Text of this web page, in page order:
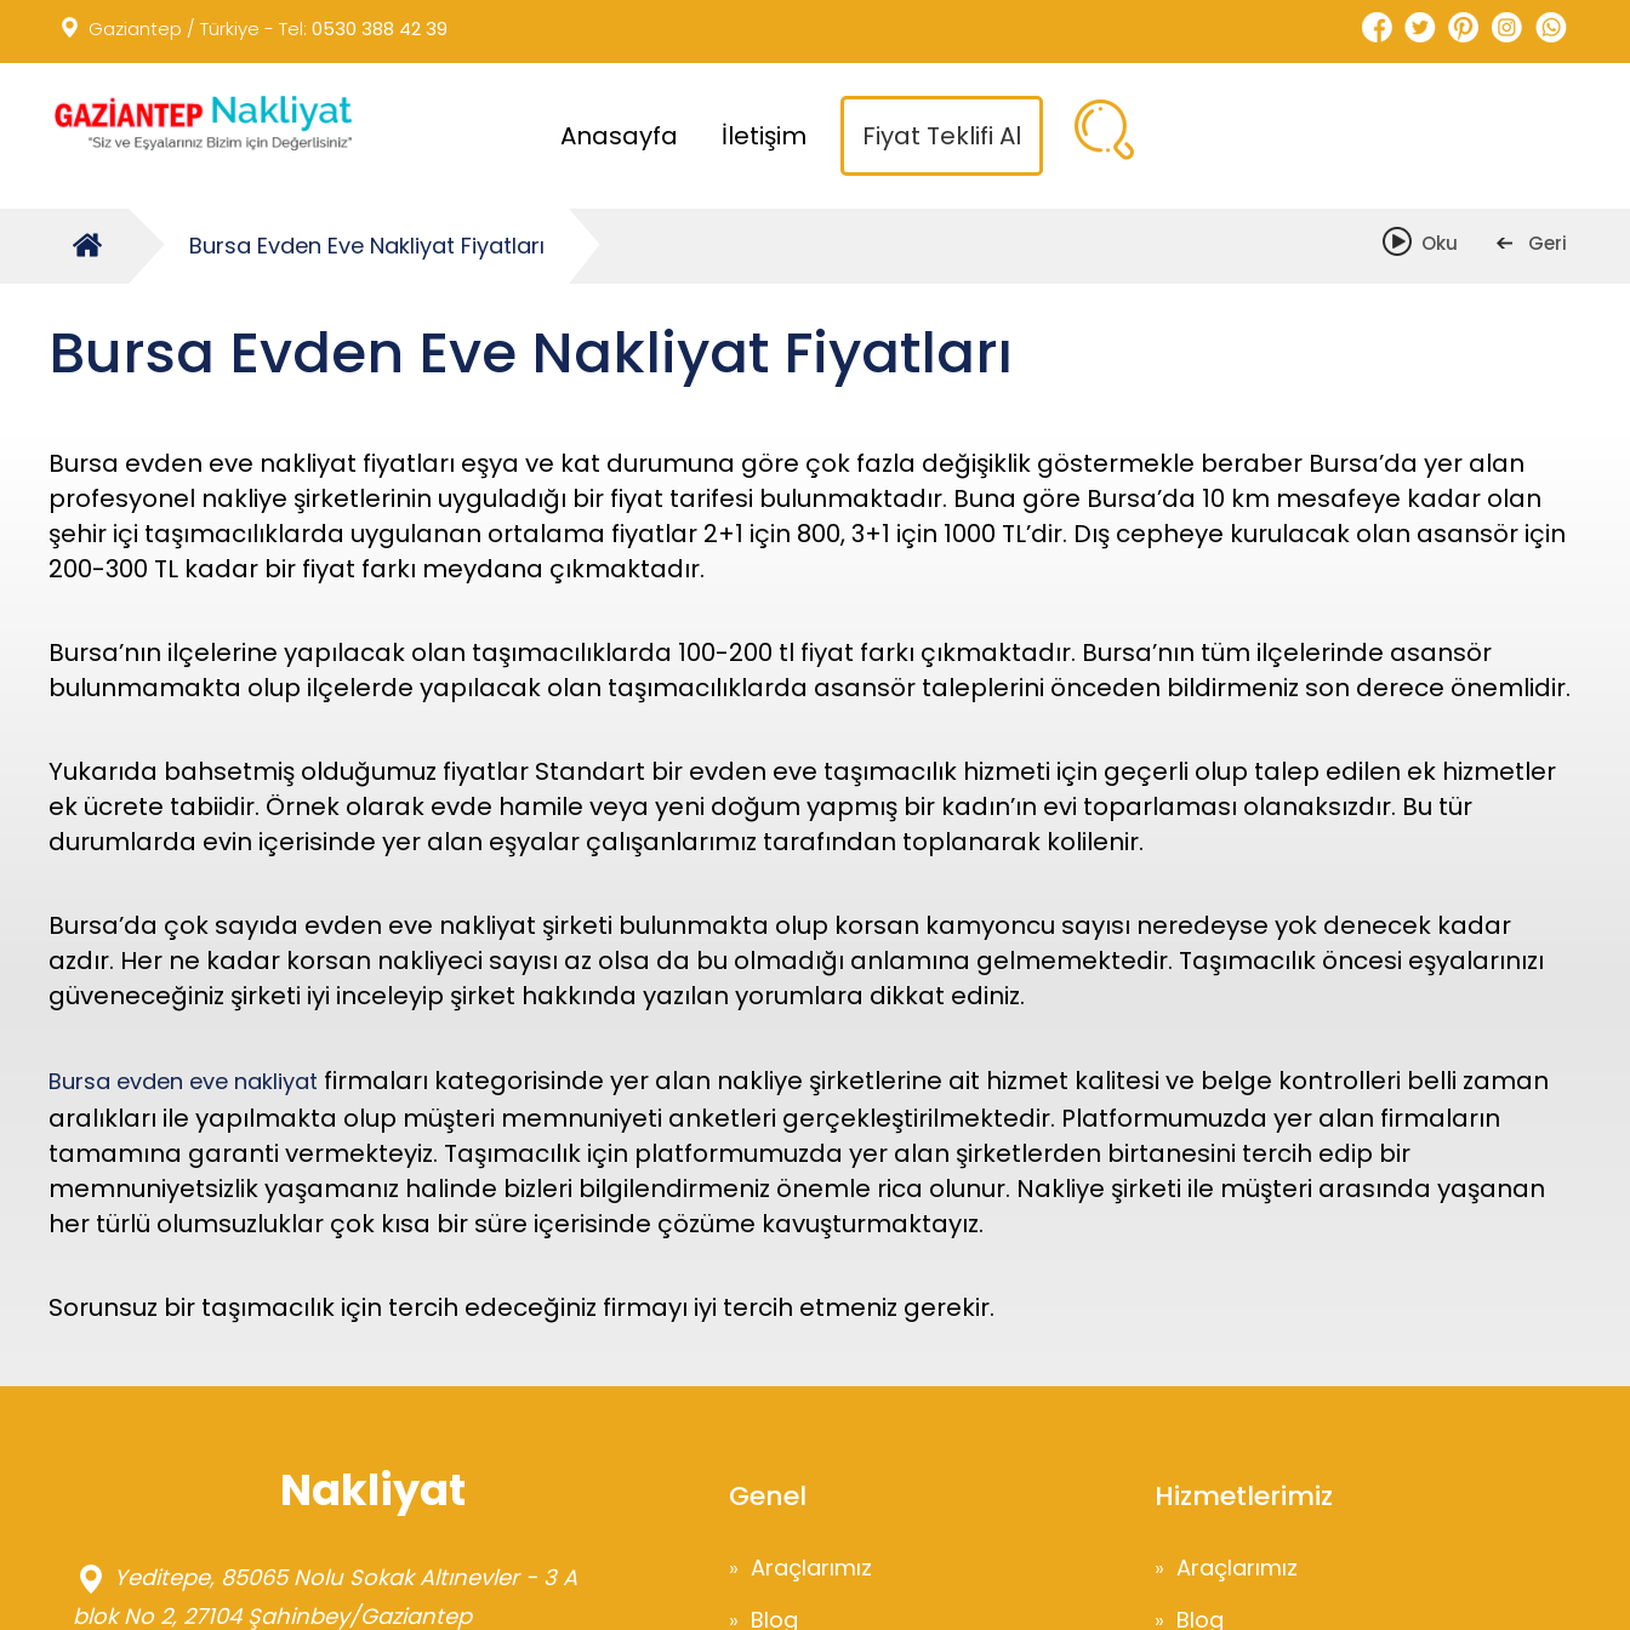
Gaziantep / Türkiye - Tel: 0530 388 42 39
Anasayfa İletişim Fiyat Teklifi Al
Oku Geri
Bursa Evden Eve Nakliyat Fiyatları
Bursa Evden Eve Nakliyat Fiyatları
Bursa evden eve nakliyat fiyatları eşya ve kat durumuna göre çok fazla değişiklik göstermekle beraber Bursa’da yer alan
profesyonel nakliye şirketlerinin uyguladığı bir fiyat tarifesi bulunmaktadır. Buna göre Bursa’da 10 km mesafeye kadar olan
şehir içi taşımacılıklarda uygulanan ortalama fiyatlar 2+1 için 800, 3+1 için 1000 TL’dir. Dış cepheye kurulacak olan asansör için
200-300 TL kadar bir fiyat farkı meydana çıkmaktadır.
Bursa’nın ilçelerine yapılacak olan taşımacılıklarda 100-200 tl fiyat farkı çıkmaktadır. Bursa’nın tüm ilçelerinde asansör
bulunmamakta olup ilçelerde yapılacak olan taşımacılıklarda asansör taleplerini önceden bildirmeniz son derece önemlidir.
Yukarıda bahsetmiş olduğumuz fiyatlar Standart bir evden eve taşımacılık hizmeti için geçerli olup talep edilen ek hizmetler
ek ücrete tabiidir. Örnek olarak evde hamile veya yeni doğum yapmış bir kadın’ın evi toparlaması olanaksızdır. Bu tür
durumlarda evin içerisinde yer alan eşyalar çalışanlarımız tarafından toplanarak kolilenir.
Bursa’da çok sayıda evden eve nakliyat şirketi bulunmakta olup korsan kamyoncu sayısı neredeyse yok denecek kadar
azdır. Her ne kadar korsan nakliyeci sayısı az olsa da bu olmadığı anlamına gelmemektedir. Taşımacılık öncesi eşyalarınızı
güveneceğiniz şirketi iyi inceleyip şirket hakkında yazılan yorumlara dikkat ediniz.
Bursa evden eve nakliyat firmaları kategorisinde yer alan nakliye şirketlerine ait hizmet kalitesi ve belge kontrolleri belli zaman
aralıkları ile yapılmakta olup müşteri memnuniyeti anketleri gerçekleştirilmektedir. Platformumuzda yer alan firmaların
tamamına garanti vermekteyiz. Taşımacılık için platformumuzda yer alan şirketlerden birtanesini tercih edip bir
memnuniyetsizlik yaşamanız halinde bizleri bilgilendirmeniz önemle rica olunur. Nakliye şirketi ile müşteri arasında yaşanan
her türlü olumsuzluklar çok kısa bir süre içerisinde çözüme kavuşturmaktayız.
Sorunsuz bir taşımacılık için tercih edeceğiniz firmayı iyi tercih etmeniz gerekir.
Nakliyat
Yeditepe, 85065 Nolu Sokak Altınevler - 3 A
blok No 2, 27104 Şahinbey/Gaziantep
Genel
Araçlarımız
Blog
Hizmetlerimiz
Araçlarımız
Blog